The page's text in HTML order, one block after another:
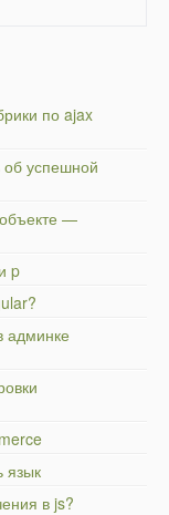
по ajax
об успешной
—
p
админке
язык
в js?